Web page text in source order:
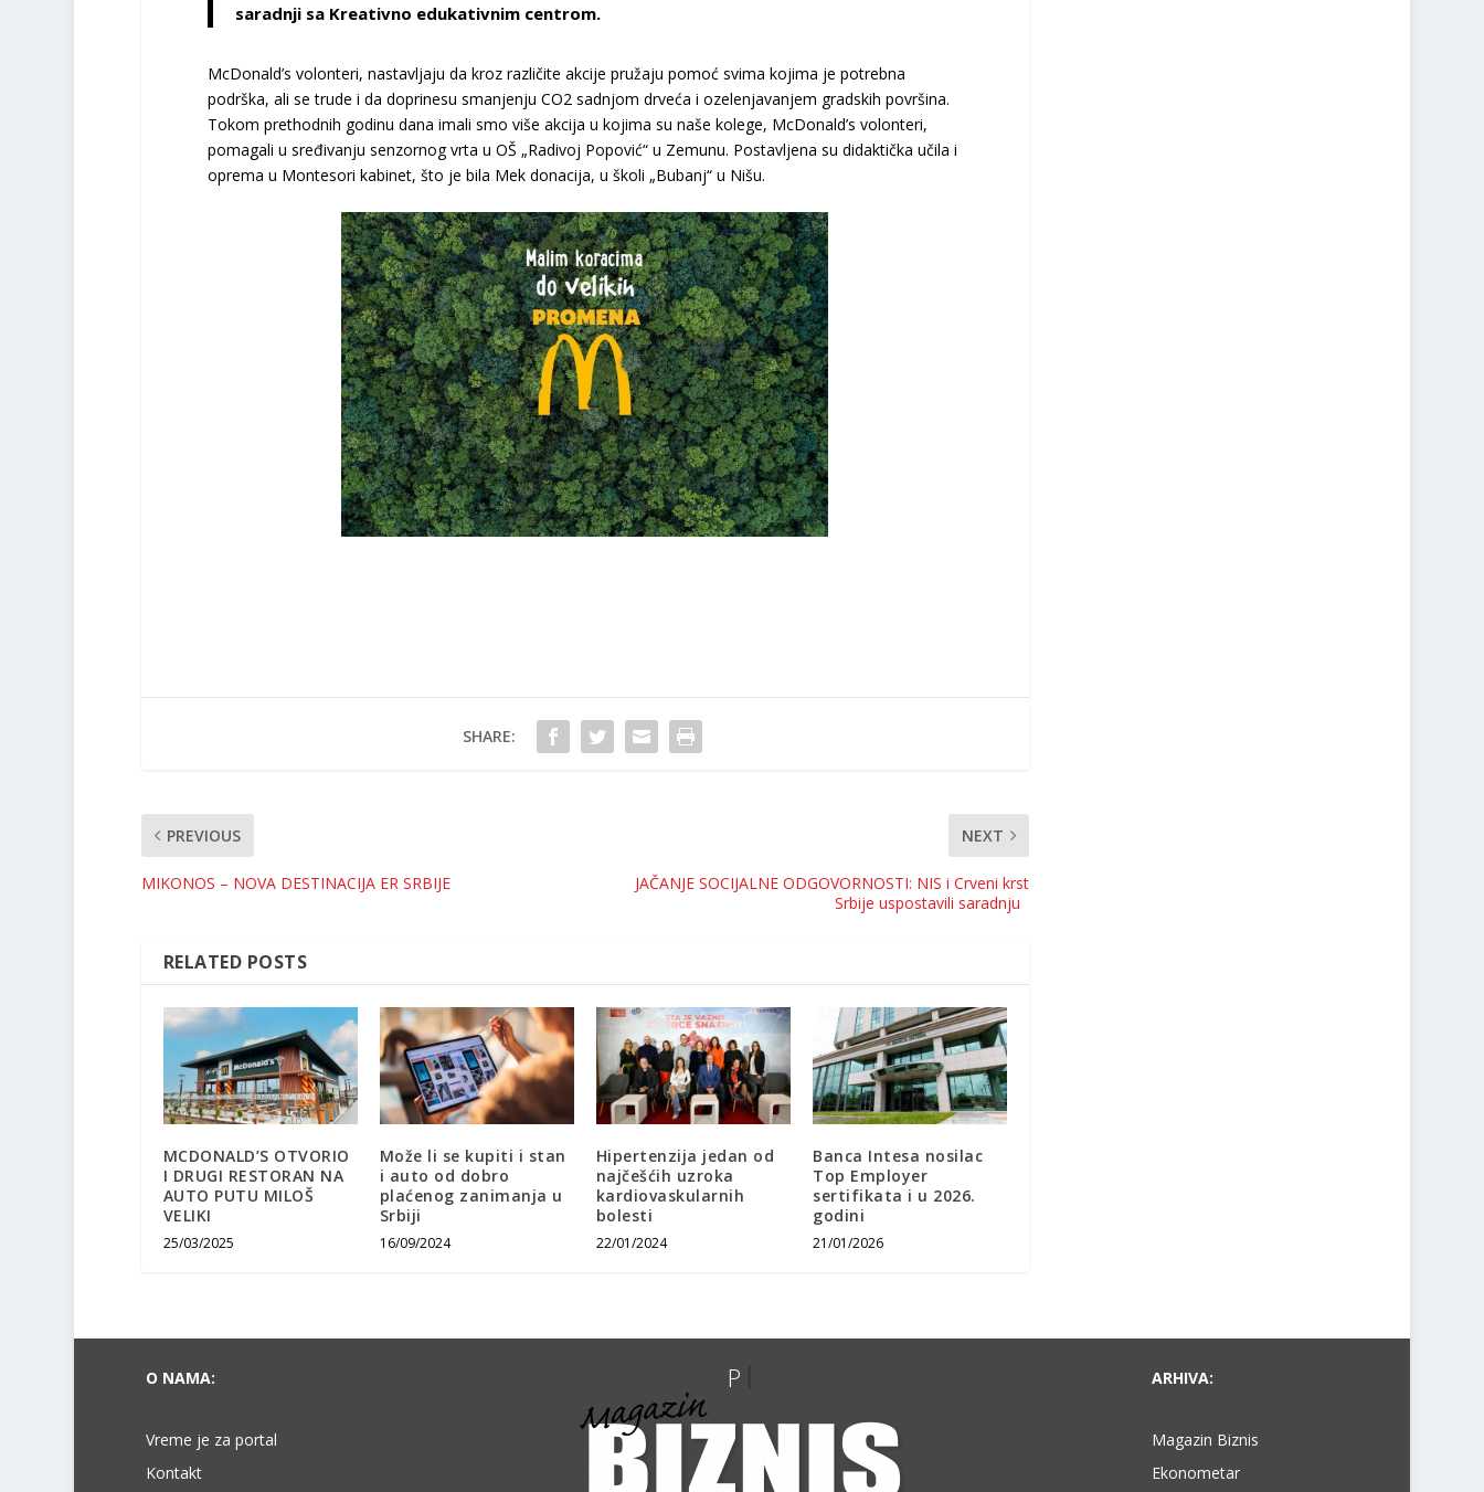
saradnji sa Kreativno edukativnim centrom.
McDonald’s volonteri, nastavljaju da kroz različite akcije pružaju pomoć svima kojima je potrebna
podrška, ali se trude i da doprinesu smanjenju CO2 sadnjom drveća i ozelenjavanjem gradskih površina.
Tokom prethodnih godinu dana imali smo više akcija u kojima su naše kolege, McDonald’s volonteri,
pomagali u sređivanju senzornog vrta u OŠ „Radivoj Popović“ u Zemunu. Postavljena su didaktička učila i
oprema u Montesori kabinet, što je bila Mek donacija, u školi „Bubanj“ u Nišu.
SHARE:
PREVIOUS
MIKONOS – NOVA DESTINACIJA ER SRBIJE
NEXT
JAČANJE SOCIJALNE ODGOVORNOSTI: NIS i Crveni krst
Srbije uspostavili saradnju
RELATED POSTS
MCDONALD’S OTVORIO
I DRUGI RESTORAN NA
AUTO PUTU MILOŠ
VELIKI
25/03/2025
Može li se kupiti i stan
i auto od dobro
plaćenog zanimanja u
Srbiji
16/09/2024
Hipertenzija jedan od
najčešćih uzroka
kardiovaskularnih
bolesti
22/01/2024
Banca Intesa nosilac
Top Employer
sertifikata i u 2026.
godini
21/01/2026
O NAMA:
Vreme je za portal
Kontakt
P ARHIVA:
Magazin Biznis
Ekonometar